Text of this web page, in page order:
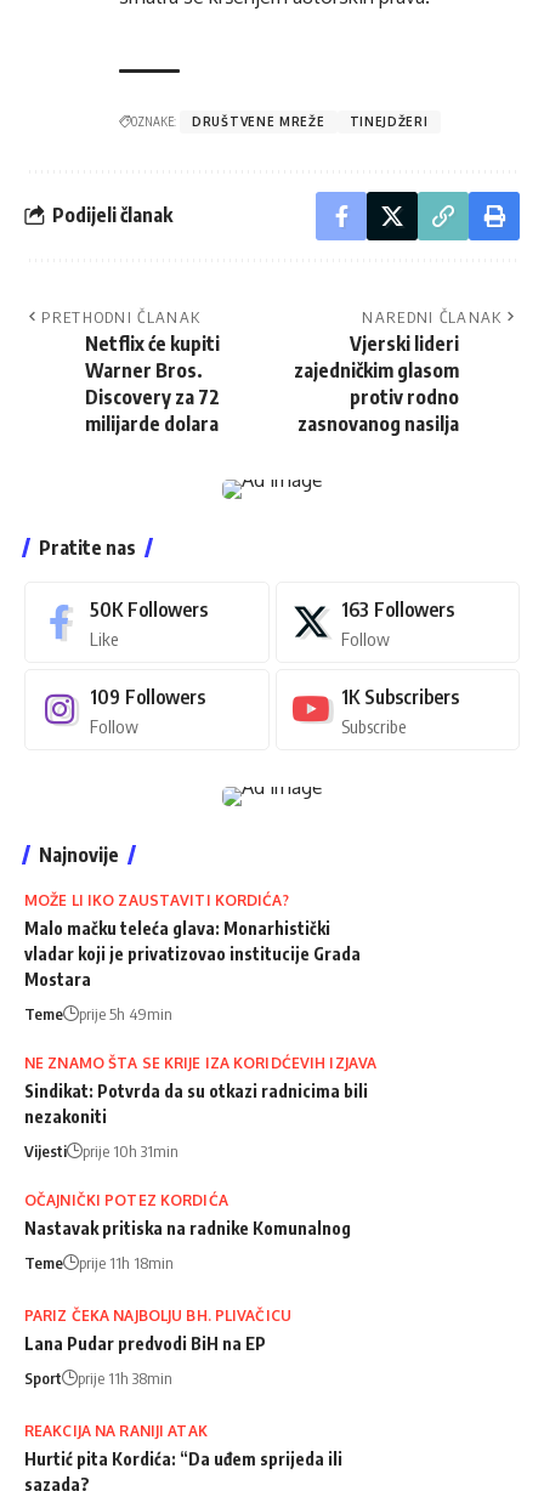
OZNAKE: DRUŠTVENE MREŽE TINEJDŽERI
Podijeli članak
PRETHODNI ČLANAK
Netflix će kupiti
Warner Bros.
Discovery za 72
milijarde dolara
NAREDNI ČLANAK
Vjerski lideri
zajedničkim glasom
protiv rodno
zasnovanog nasilja
Pratite nas
50K Followers
Like
163 Followers
Follow
109 Followers
Follow
1K Subscribers
Subscribe
Najnovije
MOŽE LI IKO ZAUSTAVITI KORDIĆA?
Malo mačku teleća glava: Monarhistički
vladar koji je privatizovao institucije Grada
Mostara
Teme prije 5h 49min
NE ZNAMO ŠTA SE KRIJE IZA KORIDĆEVIH IZJAVA
Sindikat: Potvrda da su otkazi radnicima bili
nezakoniti
Vijesti prije 10h 31min
OČAJNIČKI POTEZ KORDIĆA
Nastavak pritiska na radnike Komunalnog
Teme prije 11h 18min
PARIZ ČEKA NAJBOLJU BH. PLIVAČICU
Lana Pudar predvodi BiH na EP
Sport prije 11h 38min
REAKCIJA NA RANIJI ATAK
Hurtić pita Kordića: “Da uđem sprijeda ili
sazada?